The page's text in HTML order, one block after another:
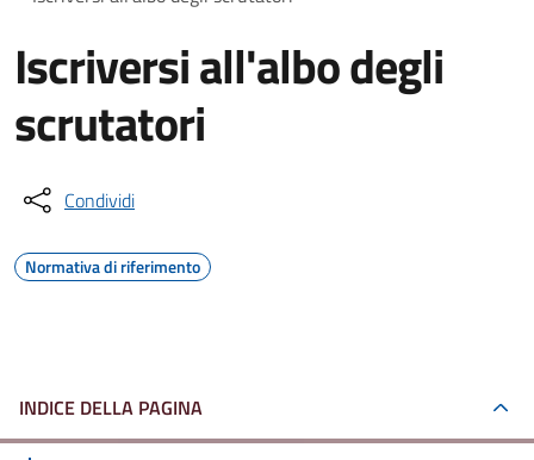
Iscriversi all'albo degli
scrutatori
Condividi
Normativa di riferimento
INDICE DELLA PAGINA